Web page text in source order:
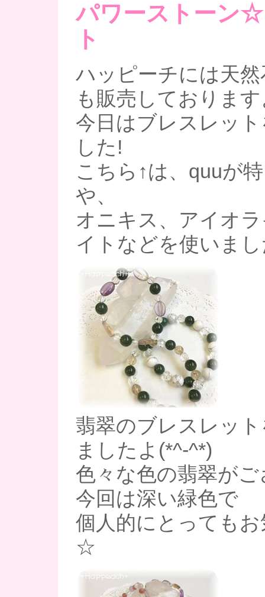
パワーストーン
ト
ハッピーチには天
も販売しておりま
今日はブレスレッ
した!
こちら↑は、quuが
や、
オニキス、アイオ
イトなどを使いま
翡翠のブレスレッ
ましたよ(*^-^*)
色々な色の翡翠が
今回は深い緑色で
個人的にとっても
☆